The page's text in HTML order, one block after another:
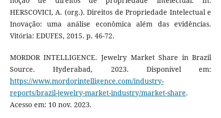
HERSCOVICI, A. (org.). Direitos de Propriedade Intelectual e
Inovação: uma análise econômica além das evidências.
Vitória: EDUFES, 2015. p. 46-72.
MORDOR INTELLIGENCE. Jewelry Market Share in Brazil
Source. Hyderabad, 2023. Disponível em:
https://www.mordorintelligence.com/industry-
reports/brazil-jewelry-market-industry/market-share.
Acesso em: 10 nov. 2023.